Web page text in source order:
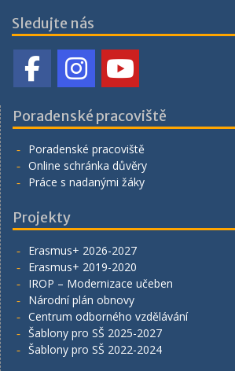
Sledujte nás
Poradenské pracoviště
Poradenské pracoviště
Online schránka důvěry
Práce s nadanými žáky
Projekty
Erasmus+ 2026-2027
Erasmus+ 2019-2020
IROP – Modernizace učeben
Národní plán obnovy
Centrum odborného vzdělávání
Šablony pro SŠ 2025-2027
Šablony pro SŠ 2022-2024